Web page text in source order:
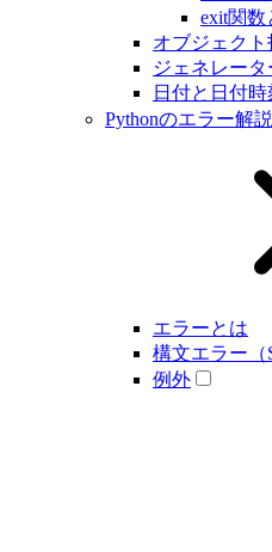
exit関数
オブジェク
ジェネレータ
日付と日付
Pythonのエラー解説
エラーとは
構文エラー（
例外